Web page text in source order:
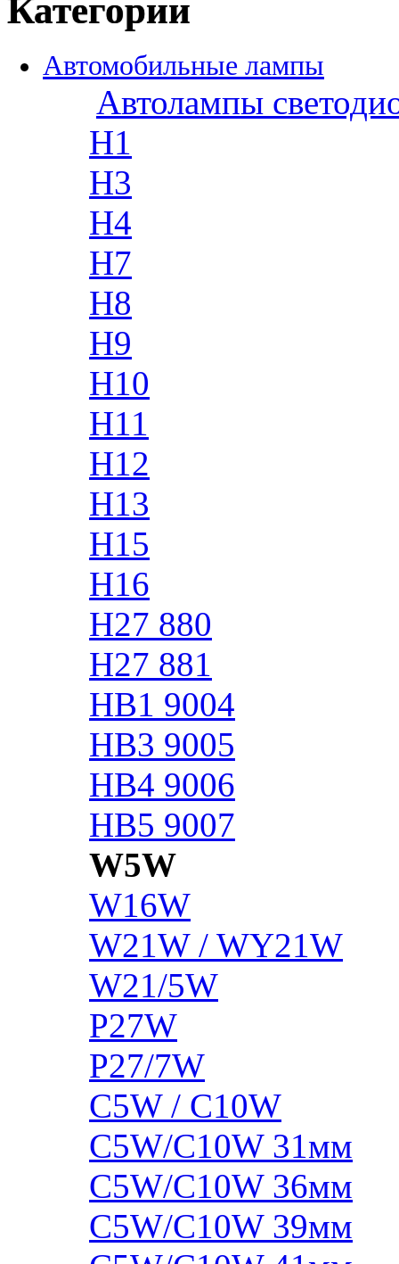
Категории
Автомобильные лампы
Автолампы
H1
H3
H4
H7
H8
H9
H10
H11
H12
H13
H15
H16
H27 880
H27 881
HB1 9004
HB3 9005
HB4 9006
HB5 9007
W5W
W16W
W21W / WY21W
W21/5W
P27W
P27/7W
C5W / C10W
C5W/C10W 31мм
C5W/C10W 36мм
C5W/C10W 39мм